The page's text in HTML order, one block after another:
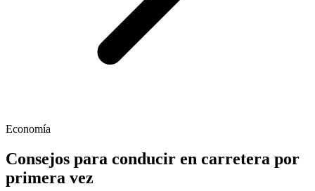
Economía
Consejos para conducir en carretera por
primera vez